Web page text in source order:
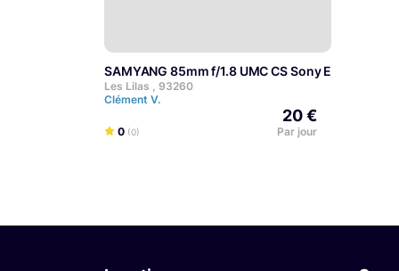
SAMYANG 85mm f/1.8 UMC CS Sony E
Les Lilas , 93260
Clément V.
0 (0)
20 €
Par jour